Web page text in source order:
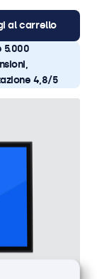
al carrello
5.000
4,8/5